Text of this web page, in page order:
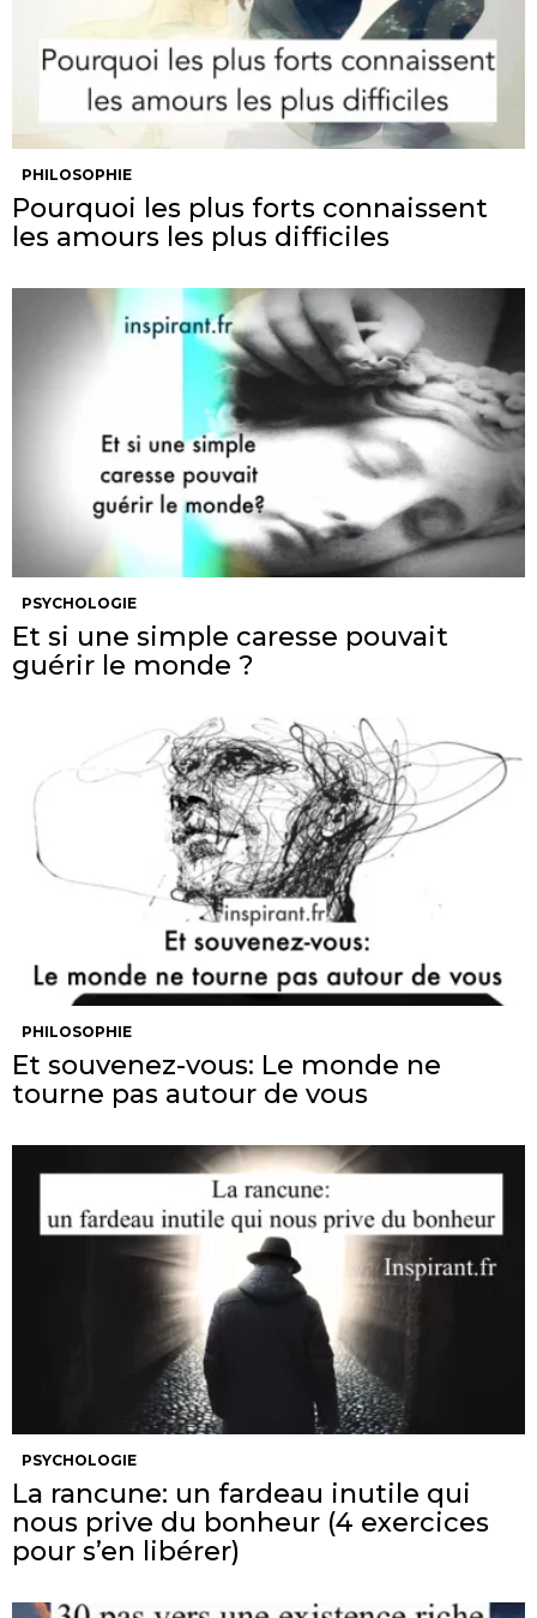
PHILOSOPHIE
Pourquoi les plus forts connaissent
les amours les plus difficiles
PSYCHOLOGIE
Et si une simple caresse pouvait
guérir le monde ?
PHILOSOPHIE
Et souvenez-vous: Le monde ne
tourne pas autour de vous
PSYCHOLOGIE
La rancune: un fardeau inutile qui
nous prive du bonheur (4 exercices
pour s’en libérer)